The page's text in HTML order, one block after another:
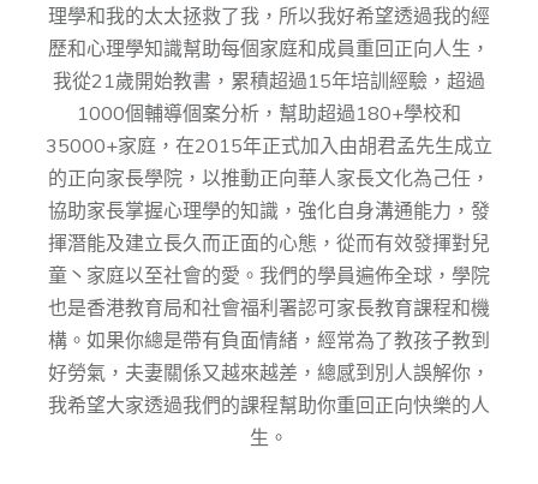
理學和我的太太拯救了我，所以我好希望透過我的經
歷和心理學知識幫助每個家庭和成員重回正向人生，
我從21歲開始教書，累積超過15年培訓經驗，超過
1000個輔導個案分析，幫助超過180+學校和
35000+家庭，在2015年正式加入由胡君孟先⽣成⽴
的正向家⻑學院，以推動正向華⼈家⻑⽂化為⼰任，
協助家⻑掌握⼼理學的知識，強化⾃身溝通能⼒，發
揮潛能及建⽴⻑久⽽正⾯的⼼態，從而有效發揮對兒
童丶家庭以至社會的愛。我們的學員遍佈全球，學院
也是香港教育局和社會福利署認可家長教育課程和機
構。如果你總是帶有負面情緒，經常為了教孩子教到
好勞氣，夫妻關係又越來越差，總感到別人誤解你，
我希望大家透過我們的課程幫助你重回正向快樂的人
生。